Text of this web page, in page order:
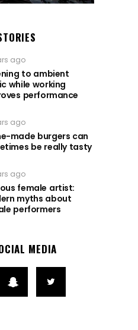
ago
to ambient
while working
performance
ago
made burgers can
be really tasty
ago
female artist:
myths about
performers
MEDIA